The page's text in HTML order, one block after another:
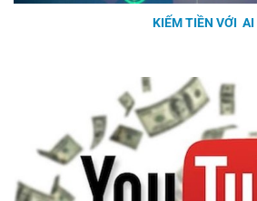
KIẾM TIỀN VỚI AI